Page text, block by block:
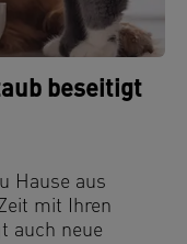
beseitigt
Hause aus
mit Ihren
auch neue